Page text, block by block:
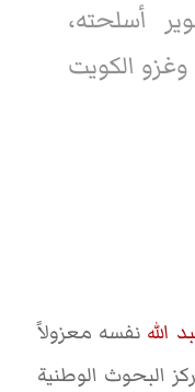
أسلحته،
لمحاربة إيران سنة 1980 وغزو الكويت
الله نفسه معزولاً
البحوث الوطنية